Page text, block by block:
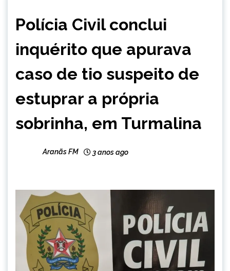
MINAS
NOTÍCIAS
Polícia Civil conclui
inquérito que apurava
caso de tio suspeito de
estuprar a própria
sobrinha, em Turmalina
Aranãs FM 3 anos ago